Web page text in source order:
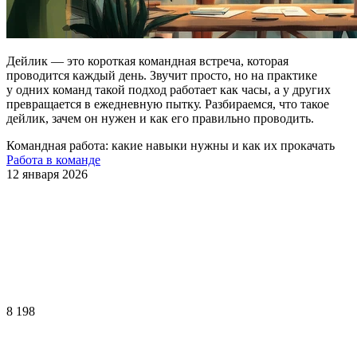
Дейлик — это короткая командная встреча, которая
проводится каждый день. Звучит просто, но на практике
у одних команд такой подход работает как часы, а у других
превращается в ежедневную пытку. Разбираемся, что такое
дейлик, зачем он нужен и как его правильно проводить.
Командная работа: какие навыки нужны и как их прокачать
Работа в команде
12 января 2026
8 198